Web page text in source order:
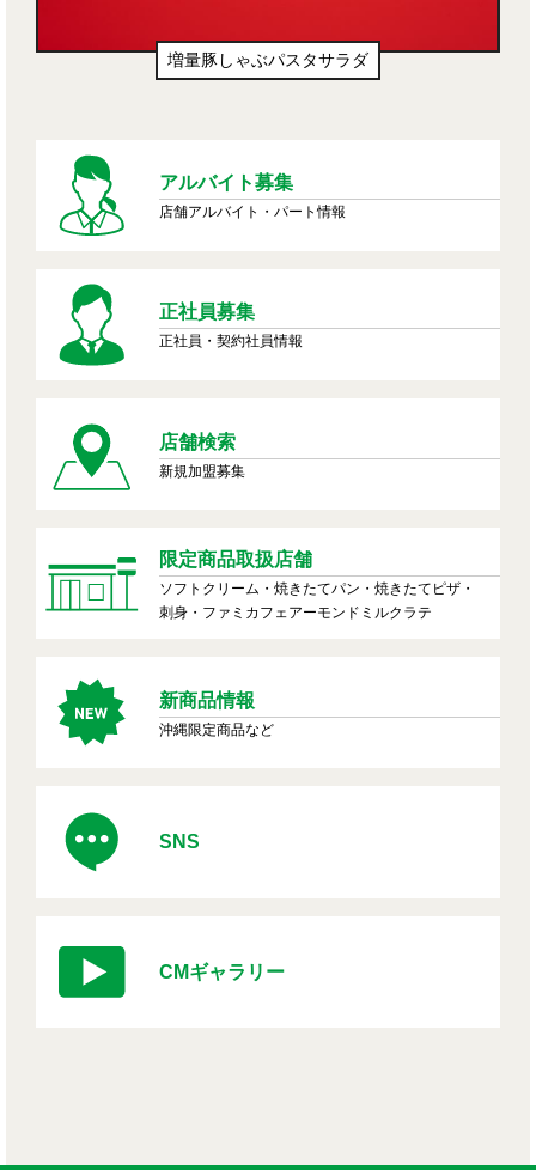
生ドーナツ（わたあめ味風）
アルバイト募集
店舗アルバイト・パート情報
正社員募集
正社員・契約社員情報
店舗検索
新規加盟募集
限定商品取扱店舗
ソフトクリーム・焼きたてパン・焼きたてピザ・
刺身・ファミカフェアーモンドミルクラテ
新商品情報
沖縄限定商品など
SNS
CMギャラリー